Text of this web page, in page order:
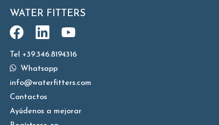
WATER FITTERS
Tel +39.346.8194316
Whatsapp
info@waterfitters.com
Contactos
Ayúdenos a mejorar